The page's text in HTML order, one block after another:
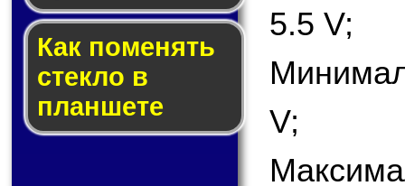
Как по­ме­нять
стек­ло в
планшете
5.5 V;
V;